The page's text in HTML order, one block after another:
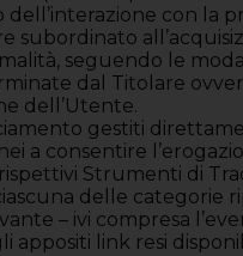
dell’interazione con la
subordinato
seguendo le
dal Titolare
dell’Utente.
gestiti
a consentire
Strumenti di
delle
– ivi compresa
appositi link resi